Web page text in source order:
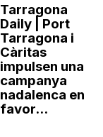
Tarragona
Daily | Port
Tarragona i
Càritas
impulsen una
campanya
nadalenca en
favor...